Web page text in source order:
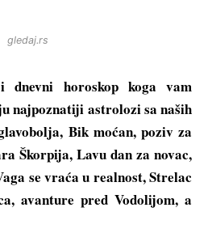
gledaj.rs
dnevni horoskop koga vam
najpoznatiji astrolozi sa naših
Bik moćan, poziv za
Škorpija, Lavu dan za novac,
se vraća u realnost, Strelac
avanture pred Vodolijom, a